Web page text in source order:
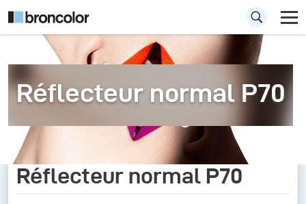
Réflecteur normal P70
Réflecteur normal P70